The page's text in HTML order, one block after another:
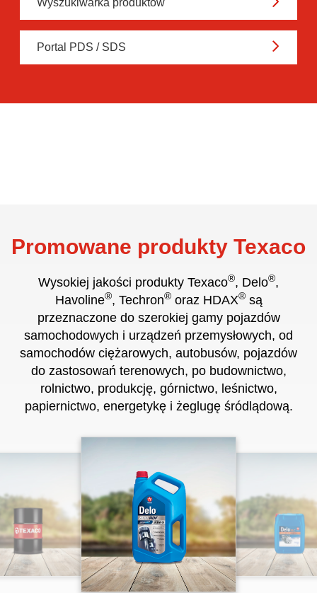
Promowane produkty Texaco
Wysokiej jakości produkty Texaco , Delo® ,
Havoline , Techron oraz HDAX są
przeznaczone do szerokiej gamy pojazdów
samochodowych i urządzeń przemysłowych, od
samochodów ciężarowych, autobusów, pojazdów
do zastosowań terenowych, po budownictwo,
papiernictwo, energetykę i żeglugę śródlądową.